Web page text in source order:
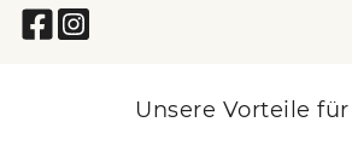
Unsere Vorteile